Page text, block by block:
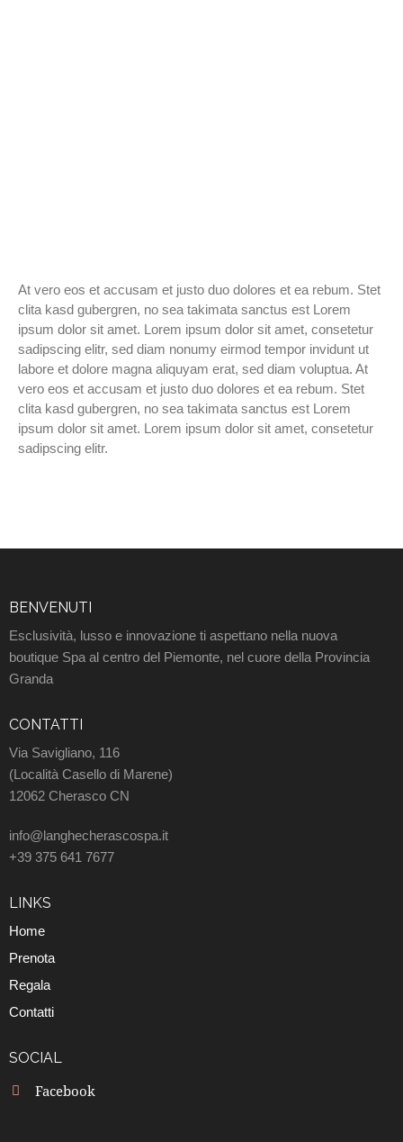
At vero eos et accusam et justo duo dolores et ea rebum. Stet
clita kasd gubergren, no sea takimata sanctus est Lorem
ipsum dolor sit amet. Lorem ipsum dolor sit amet, consetetur
sadipscing elitr, sed diam nonumy eirmod tempor invidunt ut
labore et dolore magna aliquyam erat, sed diam voluptua. At
vero eos et accusam et justo duo dolores et ea rebum. Stet
clita kasd gubergren, no sea takimata sanctus est Lorem
ipsum dolor sit amet. Lorem ipsum dolor sit amet, consetetur
sadipscing elitr.
BENVENUTI
Esclusività, lusso e innovazione ti aspettano nella nuova
boutique Spa al centro del Piemonte, nel cuore della Provincia
Granda
CONTATTI
Via Savigliano, 116
(Località Casello di Marene)
12062 Cherasco CN
info@langhecherascospa.it
+39 375 641 7677
LINKS
Home
Prenota
Regala
Contatti
SOCIAL
Facebook